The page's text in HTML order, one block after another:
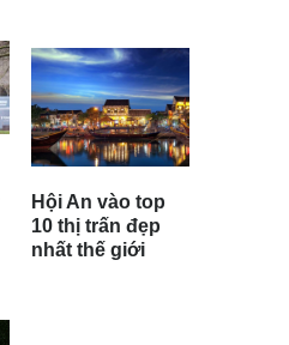
Hội An vào top
10 thị trấn đẹp
nhất thế giới